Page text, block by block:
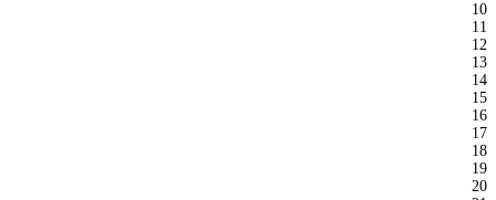
10
11
12
13
14
15
16
17
18
19
20